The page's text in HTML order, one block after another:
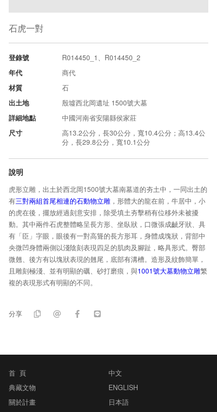
石虎一對
登錄號
R014450_1、R014450_2
年代
商代
材質
石
出土地
殷墟西北岡遺址 1500號大墓
詳細地點
中國河南省安陽縣侯家莊
尺寸
高13.2公分，長30公分，寬10.4公分；高13.4公
分，長29.8公分，寬10.1公分
說明
虎形立雕，出土於西北岡1500號大墓南墓道的夯土中，一同出土的
有三對兩組首尾相連的石動物立雕，形體大的龍在前，牛居中，小
的虎在後，擺放經過刻意安排，除受填土夯擊稍有位移外未被擾
動。其中兩件石虎整體略呈長方形、坐臥狀，口微張成齜牙狀、具
有「臣」字眼，眼後有一對高聳的長方形耳，身體成塊狀，背部中
央微凹身體兩側以淺陰刻表現四足的肌肉及腳趾，略具形式。臀部
微翹、後方有以塊狀表現的翹尾，底部有溝槽。造形及紋飾簡單，
且雕刻極淺、並有明顯的礪、砂打磨痕，與1001號大墓動物立雕繁
複的表現形式有明顯的不同。
分享
首 頁
典藏文物
關於計畫
中文
ENGLISH
日本語